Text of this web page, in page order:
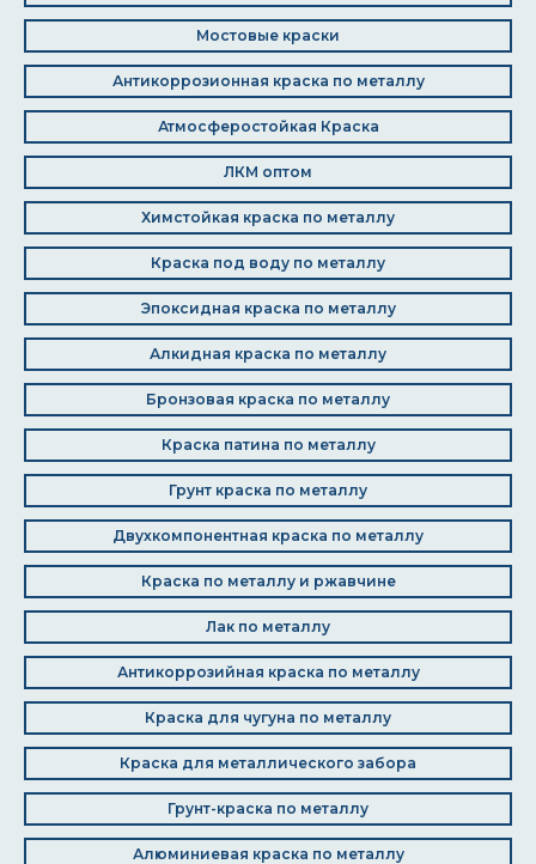
Мостовые краски
Антикоррозионная краска по металлу
Атмосферостойкая Краска
ЛКМ оптом
Химстойкая краска по металлу
Краска под воду по металлу
Эпоксидная краска по металлу
Алкидная краска по металлу
Бронзовая краска по металлу
Краска патина по металлу
Грунт краска по металлу
Двухкомпонентная краска по металлу
Краска по металлу и ржавчине
Лак по металлу
Антикоррозийная краска по металлу
Краска для чугуна по металлу
Краска для металлического забора
Грунт-краска по металлу
Алюминиевая краска по металлу